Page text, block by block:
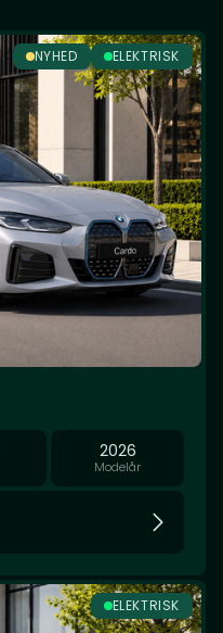
NYHED ELEKTRISK
2026
Modelår
ELEKTRISK